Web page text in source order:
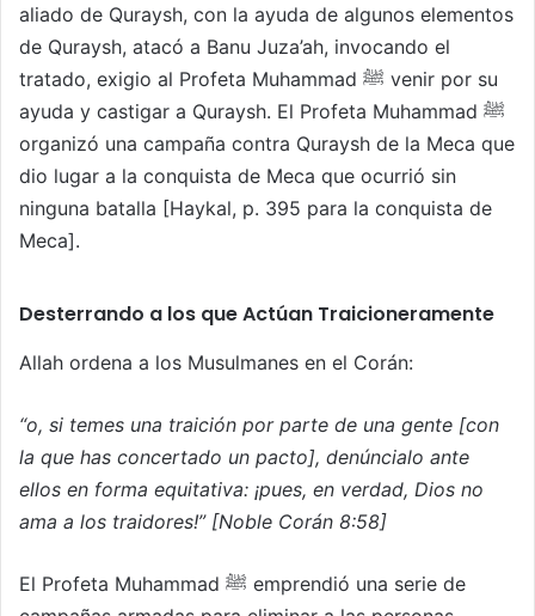
aliado de Quraysh, con la ayuda de algunos elementos
de Quraysh, atacó a Banu Juza’ah, invocando el
tratado, exigio al Profeta Muhammad ﷺ venir por su
ayuda y castigar a Quraysh. El Profeta Muhammad ﷺ
organizó una campaña contra Quraysh de la Meca que
dio lugar a la conquista de Meca que ocurrió sin
ninguna batalla [Haykal, p. 395 para la conquista de
Meca].
Desterrando a los que Actúan Traicioneramente
Allah ordena a los Musulmanes en el Corán:
“o, si temes una traición por parte de una gente [con
la que has concertado un pacto], denúncialo ante
ellos en forma equitativa: ¡pues, en verdad, Dios no
ama a los traidores!” [Noble Corán 8:58]
El Profeta Muhammad ﷺ emprendió una serie de